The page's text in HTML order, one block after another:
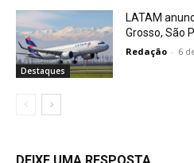
Destaques
LATAM
Grosso, São
Redação - 6